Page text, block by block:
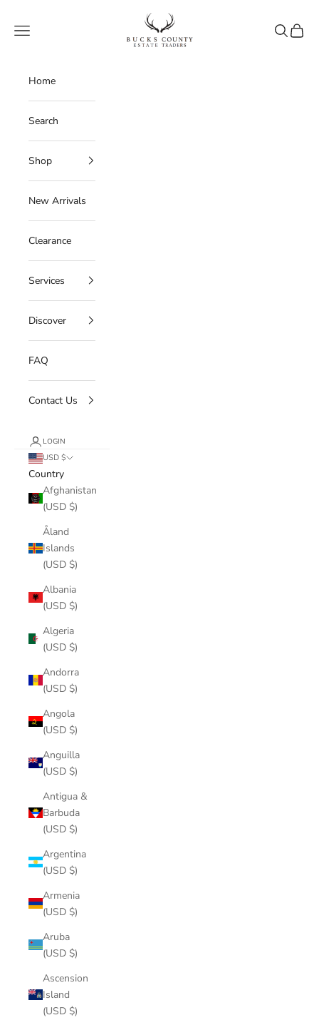
Bucks County Estate Traders
Navigation menu
Search
Cart
Home
Search
Shop
New Arrivals
Clearance
Services
Discover
FAQ
Contact Us
LOGIN
USD $
Country
Afghanistan
(USD $)
Åland
Islands
(USD $)
Albania
(USD $)
Algeria
(USD $)
Andorra
(USD $)
Angola
(USD $)
Anguilla
(USD $)
Antigua &
Barbuda
(USD $)
Argentina
(USD $)
Armenia
(USD $)
Aruba
(USD $)
Ascension
Island
(USD $)